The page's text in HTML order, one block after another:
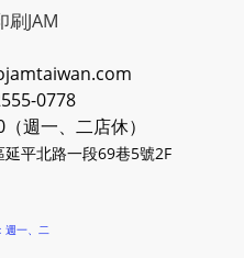
刷JAM
0778
週一、二店休）
平北路一段69巷5號2F
週一、二